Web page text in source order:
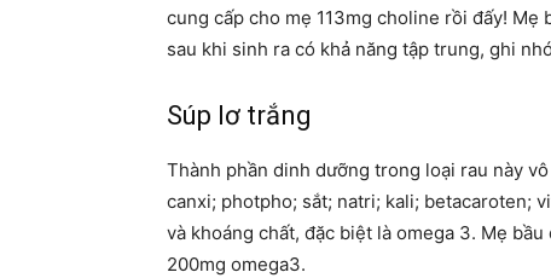
cung cấp cho mẹ 113mg choline rồi đấy!
sau khi sinh ra có khả năng tập trung, ghi
Súp lơ trắng
Thành phần dinh dưỡng trong loại rau này
canxi; photpho; sắt; natri; kali; betacaroten;
và khoáng chất, đặc biệt là omega 3. Mẹ
200mg omega3.